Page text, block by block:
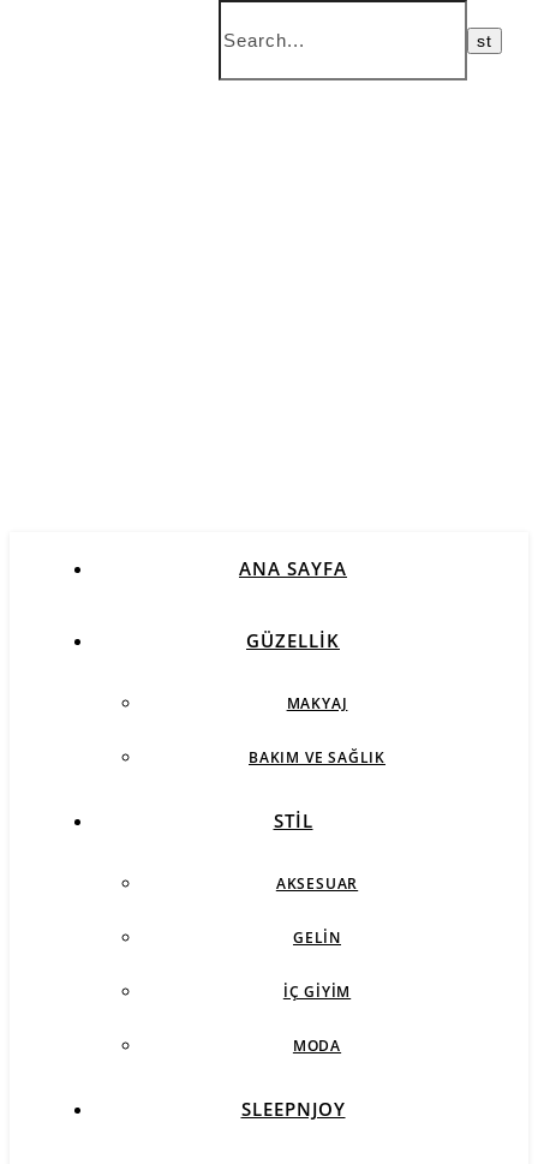
ANA SAYFA
GÜZELLIK
MAKYAJ
BAKIM VE SAĞLIK
STIL
AKSESUAR
GELIN
İÇ GIYIM
MODA
SLEEPNJOY